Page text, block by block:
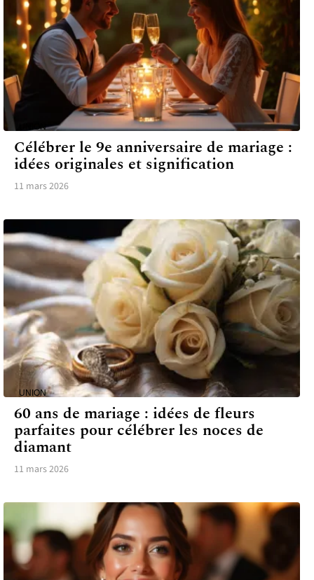
UNION
Célébrer le 9e anniversaire de mariage :
idées originales et signification
11 mars 2026
UNION
60 ans de mariage : idées de fleurs
parfaites pour célébrer les noces de
diamant
11 mars 2026